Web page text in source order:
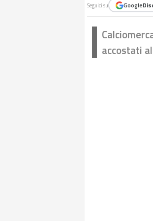
Seguici su Google
accostati